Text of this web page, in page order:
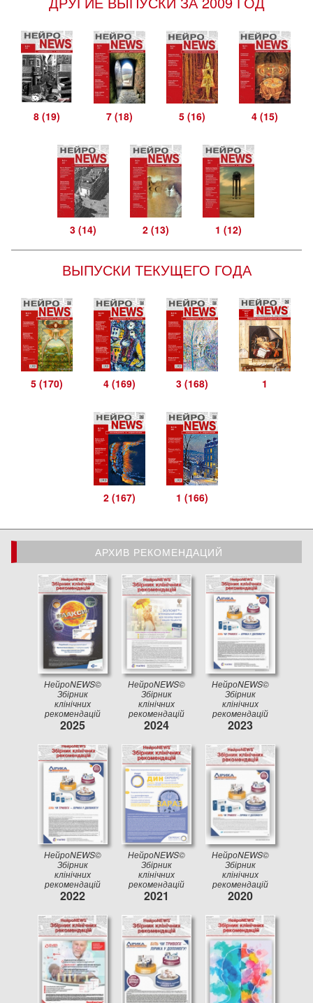
8 (19) 7 (18) 5 (16) 4 (15)
3 (14) 2 (13) 1 (12)
ВЫПУСКИ ТЕКУЩЕГО ГОДА
5 (170) 4 (169) 3 (168) 1
2 (167) 1 (166)
АРХИВ РЕКОМЕНДАЦИЙ
АРХИВ РЕКОМЕНДАЦИЙ
НейроNEWS©
Збірник
клінічних
рекомендацій
2025
НейроNEWS©
Збірник
клінічних
рекомендацій
2024
НейроNEWS©
Збірник
клінічних
рекомендацій
2023
НейроNEWS©
Збірник
клінічних
рекомендацій
2022
НейроNEWS©
Збірник
клінічних
рекомендацій
2021
НейроNEWS©
Збірник
клінічних
рекомендацій
2020